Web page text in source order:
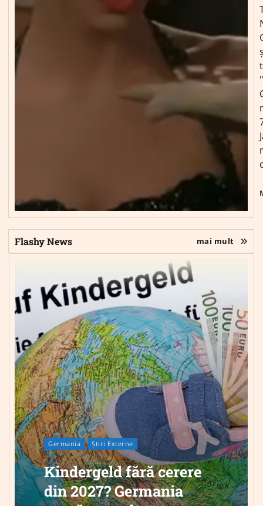
Flashy News mai mult
Germania Știri Externe
Kindergeld fără cerere
din 2027? Germania